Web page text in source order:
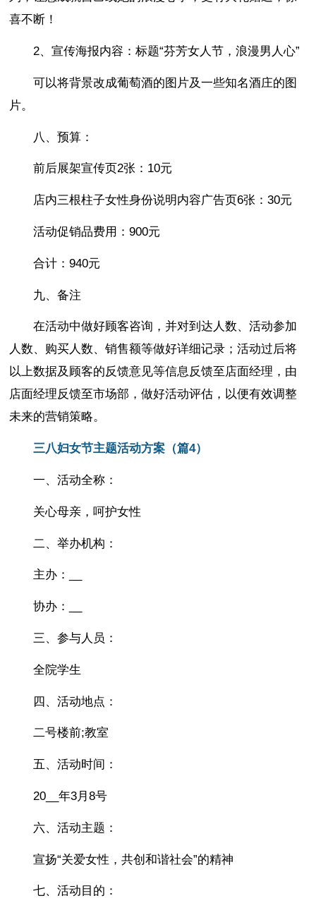
喜不断！
2、宣传海报内容：标题“芬芳女人节，浪漫男人心”
可以将背景改成葡萄酒的图片及一些知名酒庄的图
片。
八、预算：
前后展架宣传页2张：10元
店内三根柱子女性身份说明内容广告页6张：30元
活动促销品费用：900元
合计：940元
九、备注
在活动中做好顾客咨询，并对到达人数、活动参加
人数、购买人数、销售额等做好详细记录；活动过后将
以上数据及顾客的反馈意见等信息反馈至店面经理，由
店面经理反馈至市场部，做好活动评估，以便有效调整
未来的营销策略。
三八妇女节主题活动方案（篇4）
一、活动全称：
关心母亲，呵护女性
二、举办机构：
主办：__
协办：__
三、参与人员：
全院学生
四、活动地点：
二号楼前;教室
五、活动时间：
20__年3月8号
六、活动主题：
宣扬“关爱女性，共创和谐社会”的精神
七、活动目的：